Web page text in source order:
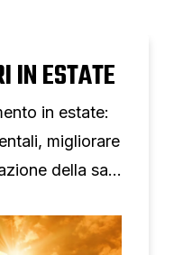
IN ESTATE
in estate:
migliorare
della sala
interruzioni.